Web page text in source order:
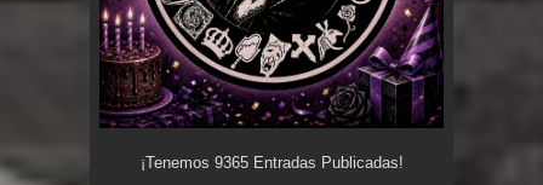
¡Tenemos 9365Entradas Publicadas!